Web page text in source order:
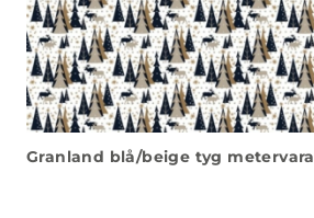
Granland blå/beige tyg metervara